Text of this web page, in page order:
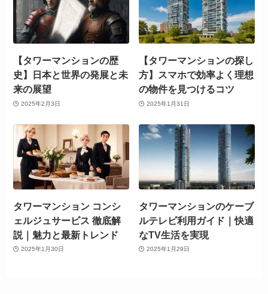
【タワーマンションの歴
史】日本と世界の発展と未
来の展望
2025年2月3日
【タワーマンションの探し
方】スマホで効率よく理想
の物件を見つけるコツ
2025年1月31日
タワーマンション コンシ
ェルジュサービス 徹底解
説｜魅力と最新トレンド
2025年1月30日
タワーマンションのケーブ
ルテレビ利用ガイド｜快適
なTV生活を実現
2025年1月29日